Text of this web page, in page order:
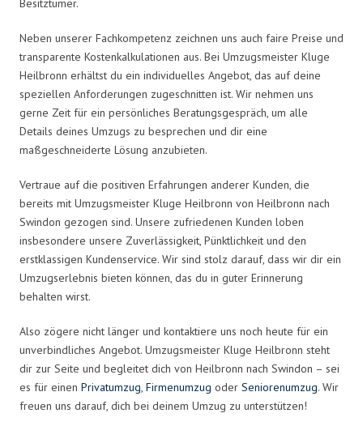
Besitztümer.
Neben unserer Fachkompetenz zeichnen uns auch faire Preise und
transparente Kostenkalkulationen aus. Bei Umzugsmeister Kluge
Heilbronn erhältst du ein individuelles Angebot, das auf deine
speziellen Anforderungen zugeschnitten ist. Wir nehmen uns
gerne Zeit für ein persönliches Beratungsgespräch, um alle
Details deines Umzugs zu besprechen und dir eine
maßgeschneiderte Lösung anzubieten.
Vertraue auf die positiven Erfahrungen anderer Kunden, die
bereits mit Umzugsmeister Kluge Heilbronn von Heilbronn nach
Swindon gezogen sind. Unsere zufriedenen Kunden loben
insbesondere unsere Zuverlässigkeit, Pünktlichkeit und den
erstklassigen Kundenservice. Wir sind stolz darauf, dass wir dir ein
Umzugserlebnis bieten können, das du in guter Erinnerung
behalten wirst.
Also zögere nicht länger und kontaktiere uns noch heute für ein
unverbindliches Angebot. Umzugsmeister Kluge Heilbronn steht
dir zur Seite und begleitet dich von Heilbronn nach Swindon – sei
es für einen Privatumzug, Firmenumzug oder Seniorenumzug. Wir
freuen uns darauf, dich bei deinem Umzug zu unterstützen!